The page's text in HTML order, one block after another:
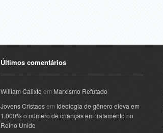
Últimos comentários
William Calixto em Marxismo Refutado
Jovens Cristaosem Ideologia de gênero eleva em
1.000% o número de crianças em tratamento no
Reino Unido